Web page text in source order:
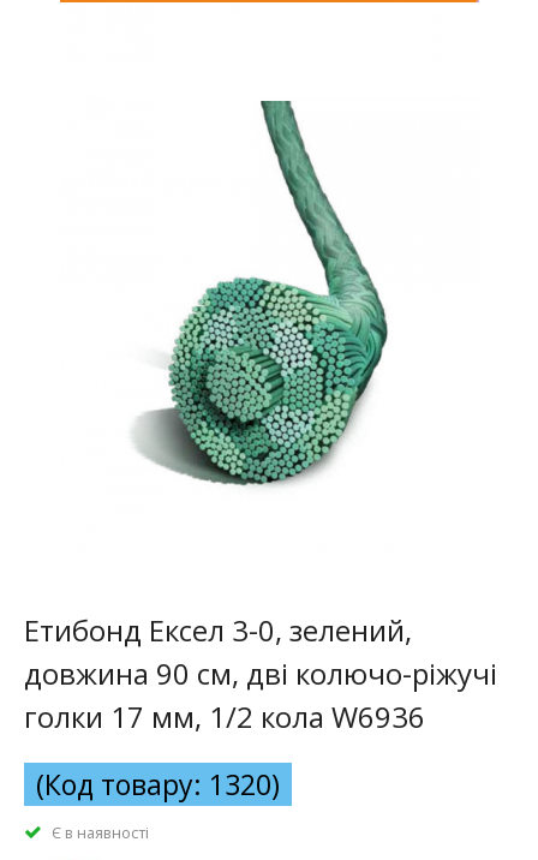
Етибонд Ексел 3-0, зелений,
довжина 90 см, дві колючо-ріжучі
голки 17 мм, 1/2 кола W6936
(Код товару: 1320)
Є в наявності